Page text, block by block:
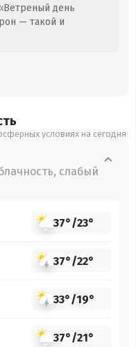
день
— такой и
условиях на сегодня
слабый
37°/23°
37°/22°
33°/19°
37°/21°